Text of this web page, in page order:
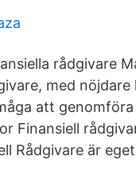
rådgivare
med
att
Finansiell
Rådgivare är